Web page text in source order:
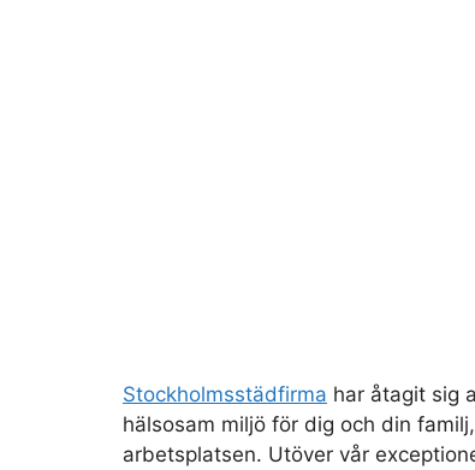
Stockholmsstädfirma har åtagit sig
hälsosam miljö för dig och din
arbetsplatsen. Utöver vår